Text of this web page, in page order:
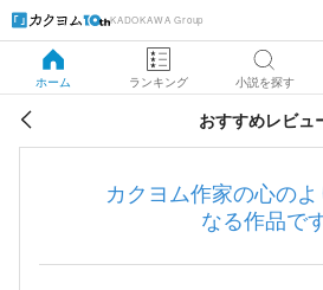
KADOKAWA Group
ホーム ランキング 小説を探す
おすすめレビュ
カクヨム作家の心のよ
なる作品で